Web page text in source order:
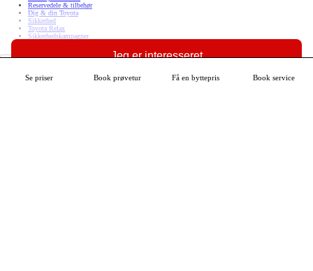
Se priser Book prøvetur Få en byttepris Book service
Jeg er interesseret
Se mere om din bil
Reservedele & tilbehør
Dig & din Toyota
Sikkerhed
Toyota Relax
Sikkerhedskampagner
Om Toyota